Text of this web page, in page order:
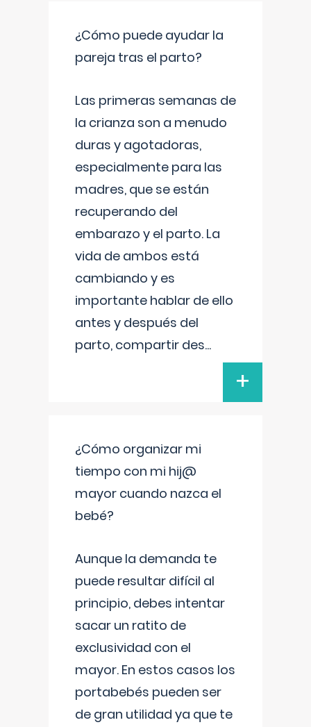
¿Cómo puede ayudar la
pareja tras el parto?
Las primeras semanas de
la crianza son a menudo
duras y agotadoras,
especialmente para las
madres, que se están
recuperando del
embarazo y el parto. La
vida de ambos está
cambiando y es
importante hablar de ello
antes y después del
parto, compartir des...
+
¿Cómo organizar mi
tiempo con mi hij@
mayor cuando nazca el
bebé?
Aunque la demanda te
puede resultar difícil al
principio, debes intentar
sacar un ratito de
exclusividad con el
mayor. En estos casos los
portabebés pueden ser
de gran utilidad ya que te